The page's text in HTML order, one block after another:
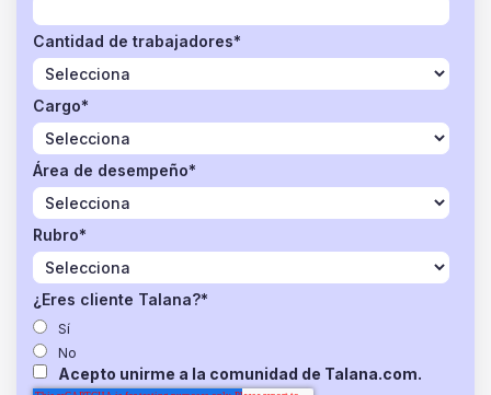
Cantidad de trabajadores*
Cargo*
Área de desempeño*
Rubro*
¿Eres cliente Talana?*
Sí
No
Acepto unirme a la comunidad de Talana.com.